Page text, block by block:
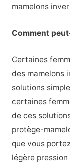
mamelons
Comment
Certaines
des mamelons
solutions
certaines
de ces
protège-
que vous
légère